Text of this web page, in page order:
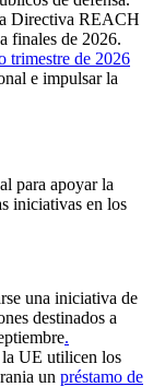
Directiva REACH
finales de 2026.
trimestre de 2026
e impulsar la
para apoyar la
iniciativas en los
una iniciativa de
destinados a
.
UE utilicen los
un préstamo de